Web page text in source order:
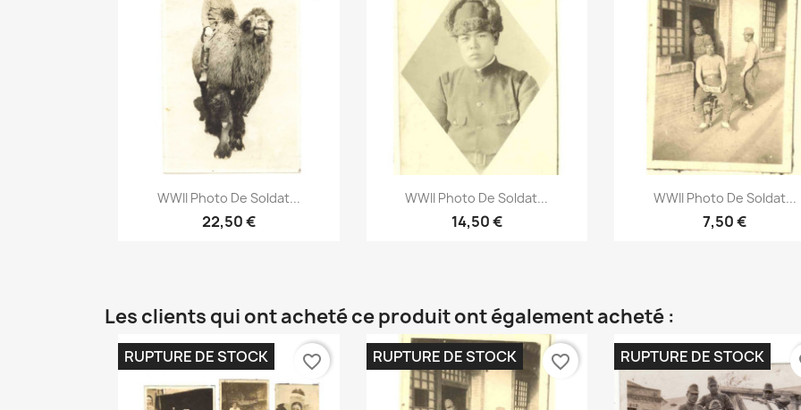
Aperçu rapide
WWII Photo De Soldat...
22,50 €
Aperçu rapide
WWII Photo De Soldat...
14,50 €
Aperçu rapide
WWII Photo De Soldat...
7,50 €
Les clients qui ont acheté ce produit ont également acheté :
RUPTURE DE STOCK favorite_border RUPTURE DE STOCK favorite_border RUPTURE DE STOCK